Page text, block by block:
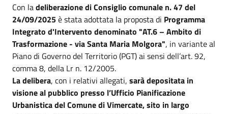
Con ladeliberazione di Consiglio comunale n. 47 del
24/09/2025è stata adottata la proposta di Programma
Integrato d'Intervento denominato "AT.6 – Ambito di
Trasformazione - via Santa Maria Molgora", in variante al
Piano di Governo del Territorio (PGT) ai sensi dell’art. 92,
comma 8, della Lr n. 12/2005.
La delibera, con i relativi allegati, sarà depositata in
visione al pubblico presso l’Ufficio Pianificazione
Urbanistica del Comune di Vimercate, sito in largo